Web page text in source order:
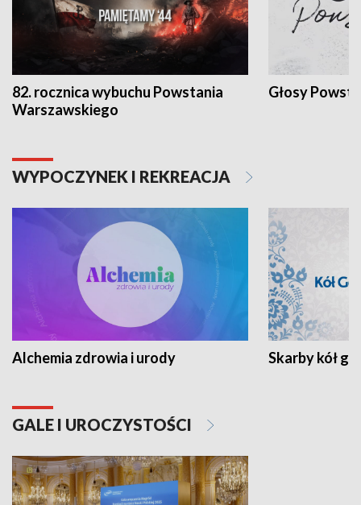
82. rocznica wybuchu Powstania
Warszawskiego
Głosy
WYPOCZYNEK I REKREACJA
Alchemia zdrowia i urody Skarby kół
GALE I UROCZYSTOŚCI